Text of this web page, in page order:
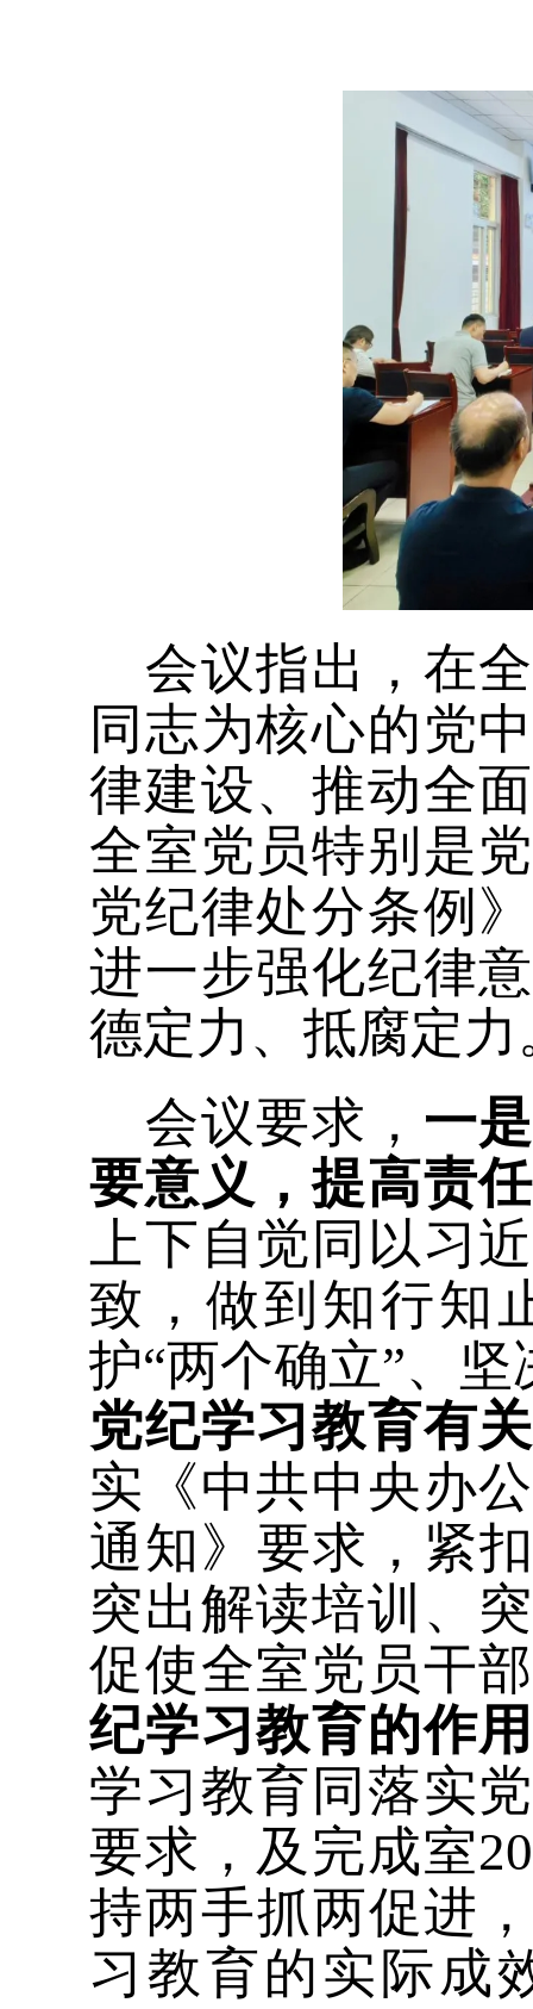
会议指出，在
同志为核心的党
律建设、推动全
全室党员特别是
党纪律处分条例
进一步强化纪律
德定力、抵腐定
会议要求， 一
要意义，提高责
上下自觉同以习
致，做到知行知
护“两个确立”、
党纪学习教育有
实《中共中央办
通知》要求，紧
突出解读培训、
促使全室党员干
纪学习教育的作
学习教育同落实
要求，及完成室
持两手抓两促进
习教育的实际成